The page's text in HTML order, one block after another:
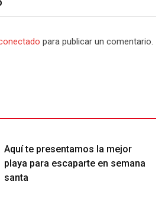
para publicar un comentario.
Aquí te presentamos la mejor
playa para escaparte en semana
santa